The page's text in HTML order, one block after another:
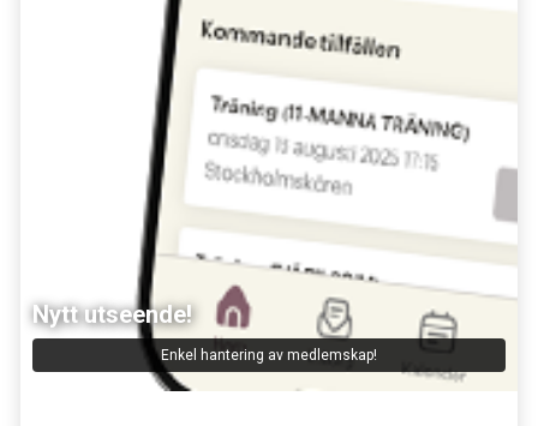
Nytt utseende!
Enkel hantering av medlemskap!